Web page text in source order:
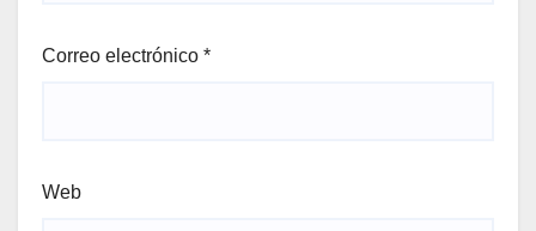
Correo electrónico *
Web